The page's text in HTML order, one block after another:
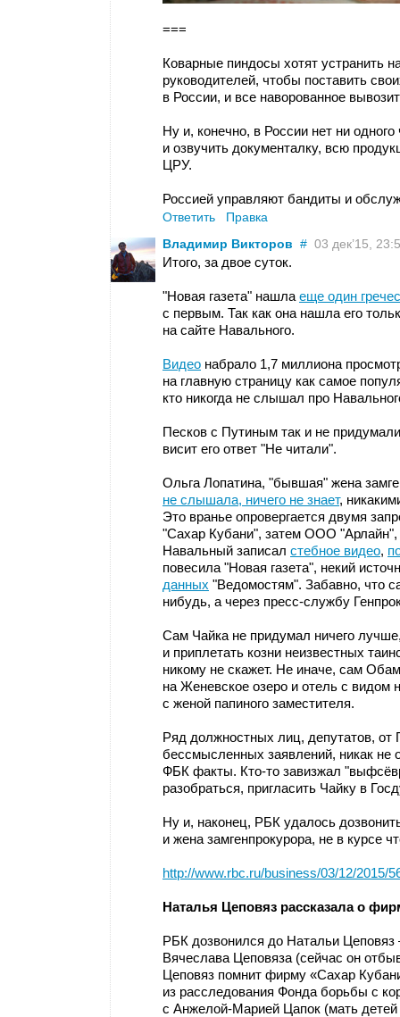
===
Коварные пиндосы хотят устранить
руководителей, чтобы поставить
в России, и все наворованное
Ну и, конечно, в России нет ни
и озвучить документалку, всю
ЦРУ.
Россией управляют бандиты и
Ответить
Правка
Владимир Викторов # 03 дек’15,
Итого, за двое суток.
"Новая газета" нашла еще один
с первым. Так как она нашла его
на сайте Навального.
Видео набрало 1,7 миллиона
на главную страницу как самое
кто никогда не слышал про
Песков с Путиным так и не
висит его ответ "Не читали".
Ольга Лопатина, "бывшая" жена
не слышала, ничего не знает,
Это вранье опровергается двумя
"Сахар Кубани", затем ООО "Арлайн",
Навальный записал стебное видео,
повесила "Новая газета", некий
данных "Ведомостям". Забавно, что
нибудь, а через пресс-службу
Сам Чайка не придумал ничего
и приплетать козни неизвестных
никому не скажет. Не иначе, сам
на Женевское озеро и отель с
с женой папиного заместителя.
Ряд должностных лиц, депутатов,
бессмысленных заявлений, никак не
ФБК факты. Кто-то завизжал
разобраться, пригласить Чайку в
Ну и, наконец, РБК удалось
и жена замгенпрокурора, не в курсе
http://www.rbc.ru/business/03/12/2015/
Наталья Цеповяз рассказала о
РБК дозвонился до Натальи
Вячеслава Цеповяза (сейчас он
Цеповяз помнит фирму «Сахар
из расследования Фонда борьбы с
с Анжелой-Марией Цапок (мать